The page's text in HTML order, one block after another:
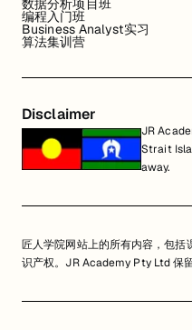
数据分析项目班
编程入门班
Business Analyst实习
算法集训营
Disclaimer
JR
Strait
away.
匠人学院网站上的所有内容，包括
识产权。JR Academy Pty Ltd 保